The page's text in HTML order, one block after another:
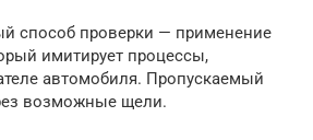
способ проверки — применение
имитирует процессы,
автомобиля. Пропускаемый
возможные щели.